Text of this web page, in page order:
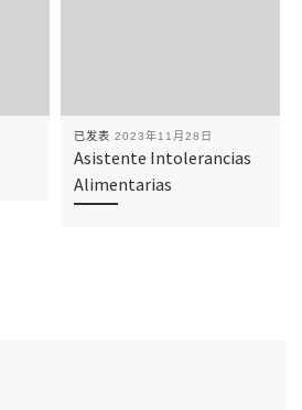
已发表 2023年11月28日
Asistente Intolerancias
Alimentarias